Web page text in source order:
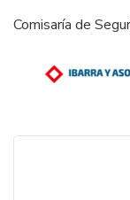
Comisaría de